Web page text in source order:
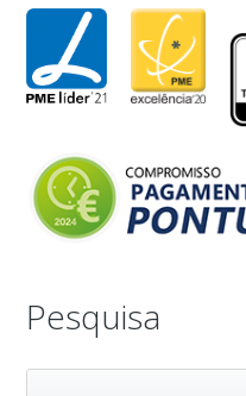
Pesquisa